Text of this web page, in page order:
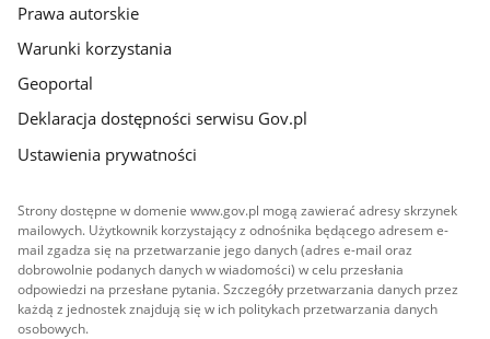
Prawa autorskie
Warunki korzystania
Geoportal
Deklaracja dostępności serwisu Gov.pl
Ustawienia prywatności
Strony dostępne w domenie www.gov.pl mogą zawierać adresy skrzynek
mailowych. Użytkownik korzystający z odnośnika będącego adresem e-
mail zgadza się na przetwarzanie jego danych (adres e-mail oraz
dobrowolnie podanych danych w wiadomości) w celu przesłania
odpowiedzi na przesłane pytania. Szczegóły przetwarzania danych przez
każdą z jednostek znajdują się w ich politykach przetwarzania danych
osobowych.